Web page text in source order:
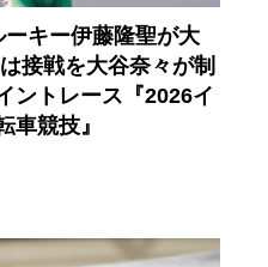
キー伊藤隆聖が大
接戦を大谷奈々が制
ントレース『2026イ
車競技』